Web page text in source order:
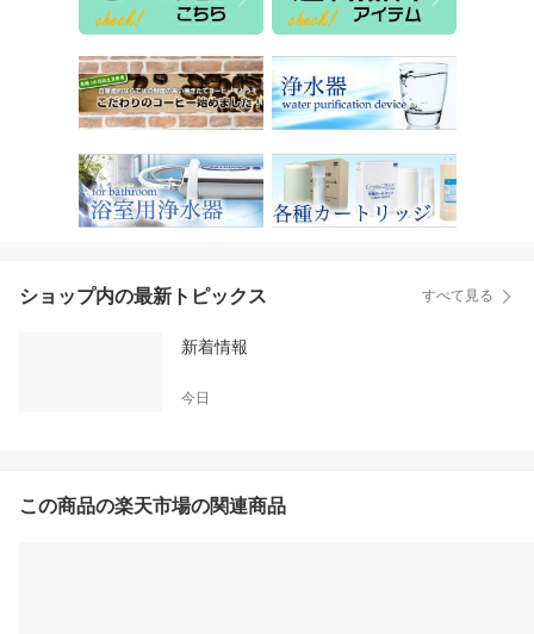
ショップ内の最新トピックス すべて見る
新着情報
今日
この商品の楽天市場の関連商品